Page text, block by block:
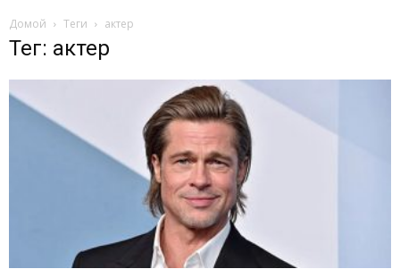
Домой Теги актер
Тег: актер